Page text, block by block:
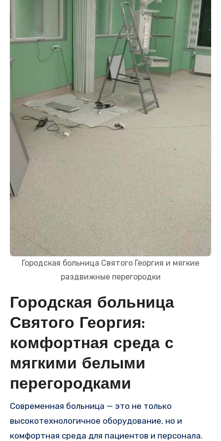
Городская больница Святого Георгия и мягкие
раздвижные перегородки
Городская больница
Святого Георгия:
комфортная среда с
мягкими белыми
перегородками
Современная больница — это не только
высокотехнологичное оборудование, но и
комфортная среда для пациентов и персонала.